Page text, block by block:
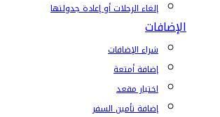
إلغاء الرحلات أو إعادة جدولتها
الإضافات
شراء الإضافات
إضافة أمتعة
اختيار مقعد
إضافة تأمين السفر